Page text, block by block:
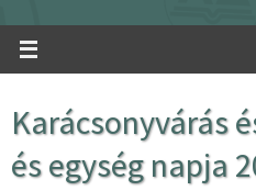
Karácsonyvárás
és egység napja